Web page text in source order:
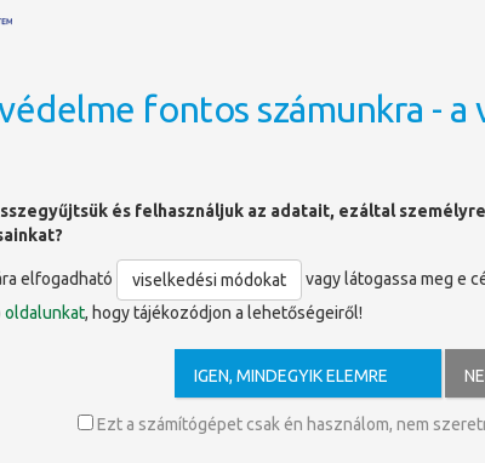
OLDALTÉRKÉP
Full Collection
egyik legnevesebb egyeteme által létrehozott online
tudományokat egyaránt.
Press valamennyi tartalmában egyszerre lehet keresni.
fontos számunkra - a
és felhasználjuk az adatait, ezáltal személyre
elfogadható viselkedési módokat
vagy látogassa meg e
oldalunkat, hogy tájékozódjon a lehetőségeiről!
IGEN, MINDEGYIK ELEMRE
Ezt a számítógépet csak én használom, nem